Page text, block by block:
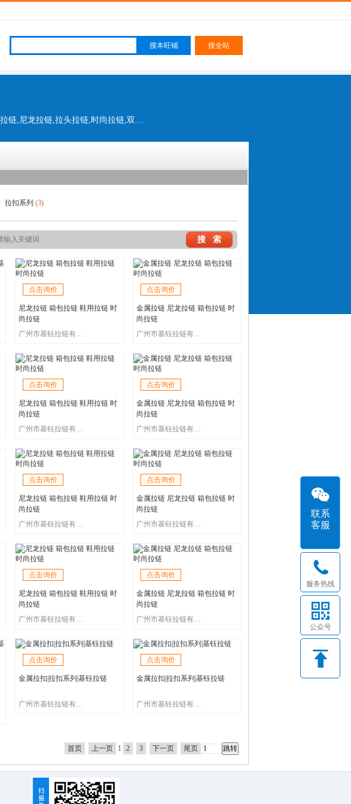
鞋用拉链,箱包拉链,服装拉链,格式五金拉头,成型线,条状拉链,金属拉链,尼龙拉链,拉头拉链,时尚拉链,双点牙拉链,防水拉链
拉扣系列 (3)
点击询价
尼龙拉链 箱包拉链 鞋用拉链 时
尚拉链
广州市基钰拉链有限公司
点击询价
金属拉链 尼龙拉链 箱包拉链 时
尚拉链
广州市基钰拉链有限公司
点击询价
尼龙拉链 箱包拉链 鞋用拉链 时
尚拉链
广州市基钰拉链有限公司
点击询价
金属拉链 尼龙拉链 箱包拉链 时
尚拉链
广州市基钰拉链有限公司
点击询价
尼龙拉链 箱包拉链 鞋用拉链 时
尚拉链
广州市基钰拉链有限公司
点击询价
金属拉链 尼龙拉链 箱包拉链 时
尚拉链
广州市基钰拉链有限公司
点击询价
尼龙拉链 箱包拉链 鞋用拉链 时
尚拉链
广州市基钰拉链有限公司
点击询价
金属拉链 尼龙拉链 箱包拉链 时
尚拉链
广州市基钰拉链有限公司
点击询价
金属拉扣|拉扣系列|基钰拉链
广州市基钰拉链有限公司
点击询价
金属拉扣|拉扣系列|基钰拉链
广州市基钰拉链有限公司
首页 上一页 1 2 3 下一页 尾页
联系
客服
服务热线
公众号